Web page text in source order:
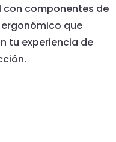
con componentes de
que
tu experiencia de